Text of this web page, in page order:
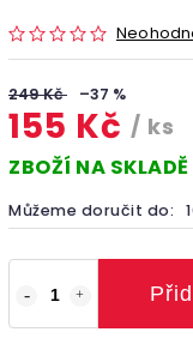
249 Kč –37 %
155 Kč / ks
ZBOŽÍ NA
Můžeme doručit do: